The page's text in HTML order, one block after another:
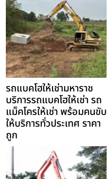
รถแบคโฮให้เช่ามหาราช
บริการรถแบคโฮให้เช่า รถ
แม็คโครให้เช่า พร้อมคนขับ
ให้บริการทั่วประเทศ ราคา
ถูก